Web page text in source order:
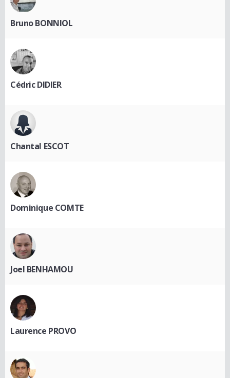
Bruno BONNIOL
Cédric DIDIER
Chantal ESCOT
Dominique COMTE
Joel BENHAMOU
Laurence PROVO